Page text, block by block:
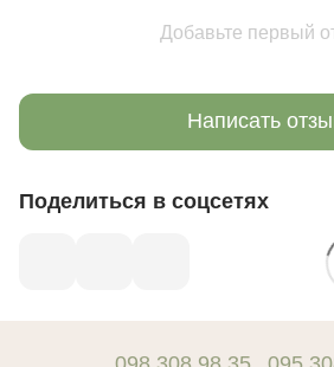
Добавьте первый
Написать
Поделиться в соцсетях